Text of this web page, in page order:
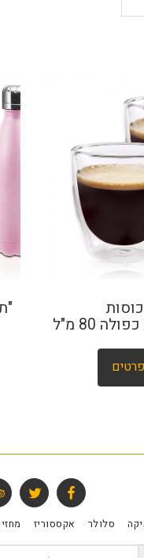
אספרסו- סט 2 כוסות
80 מ"ל
סלולר אקססוריז